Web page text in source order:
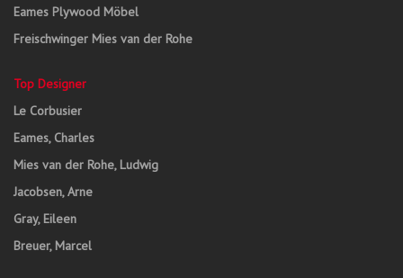
Eames Plywood Möbel
Freischwinger Mies van der Rohe
Top Designer
Le Corbusier
Eames, Charles
Mies van der Rohe, Ludwig
Jacobsen, Arne
Gray, Eileen
Breuer, Marcel